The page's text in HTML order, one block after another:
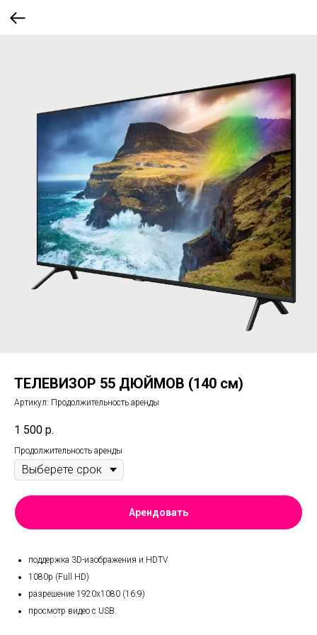
ТЕЛЕВИЗОР 55 ДЮЙМОВ (140 см)
Артикул: Продолжительность аренды
1 500 р.
Продолжительность аренды
Арендовать
поддержка 3D-изображения и HDTV
1080p (Full HD)
разрешение 1920x1080 (16:9)
просмотр видео с USB.